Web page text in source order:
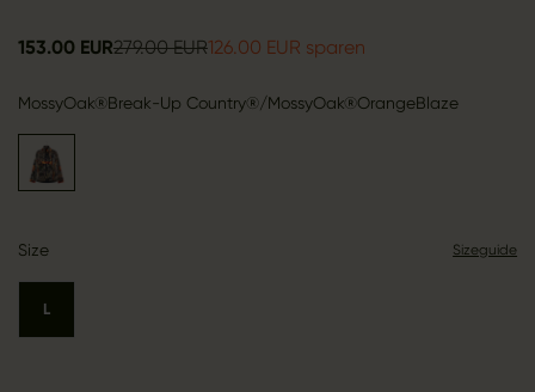
153.00 EUR279.00 EUR126.00 EUR sparen
MossyOak®Break-Up Country®/MossyOak®OrangeBlaze
Size Sizeguide
L